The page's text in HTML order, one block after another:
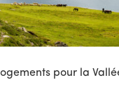
pour la